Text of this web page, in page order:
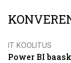
IT KOOLITUS
Power BI